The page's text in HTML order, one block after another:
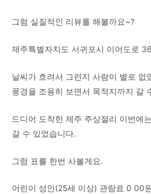
그럼 실질적인 리뷰를 해볼까요~?
제주특별자치도 서귀포시 이어도로
날씨가 흐려서 그런지 사람이 별로 없
풍경을 조용히 보면서 목적지까지 갈
드디어 도착한 제주 주상절리 이번에
갈 수 있었습니다.
그럼 표를 한번 사볼게요.
어린이 성인(25세 이상) 관람료 0 00